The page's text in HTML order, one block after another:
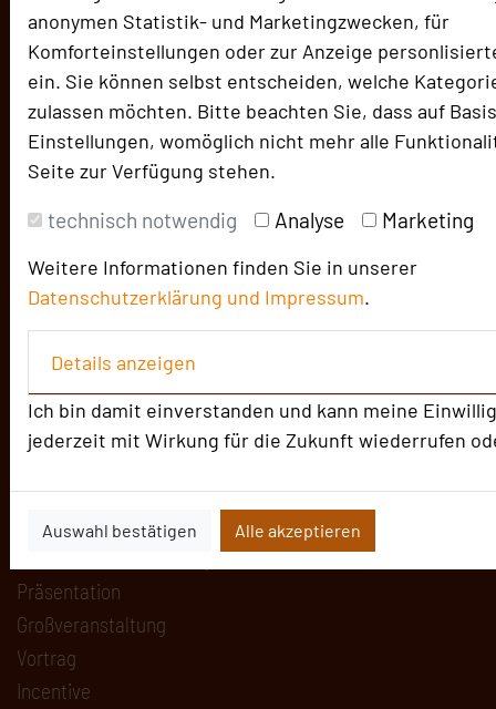
anonymen Statistik- und Marketingzwecken, für
Komforteinstellungen oder zur Anzeige
ein. Sie können selbst entscheiden, welche
zulassen möchten. Bitte beachten Sie, dass auf
Einstellungen, womöglich nicht mehr alle
Seite zur Verfügung stehen.
technisch notwendig Analyse Marketing
Weitere Informationen finden Sie in unserer
Datenschutzerklärung und Impressum.
Details anzeigen
Ich bin damit einverstanden und kann meine
jederzeit mit Wirkung für die Zukunft wiederrufen
Auswahl bestätigen Alle akzeptieren
Herausgeber & Autoren
Partner
Alle Informationen
Für Tagungsentscheider
Location empfehlen
Beste Location 2026
Beliebte Suchlisten
Seminar
Konferenz
Klausur
Meeting
Bankett
Präsentation
Großveranstaltung
Vortrag
Incentive